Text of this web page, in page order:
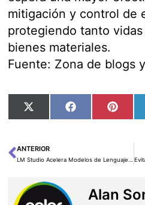
mitigación y control de
protegiendo tanto
bienes materiales.
Fuente: Zona de blogs
Compartir
en
X
Compartir
en
Facebook
en
Ant
ANTERIOR
Alan